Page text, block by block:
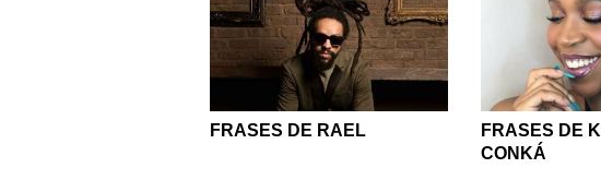
FRASES DE RAEL
FRASES DE
CONKÁ